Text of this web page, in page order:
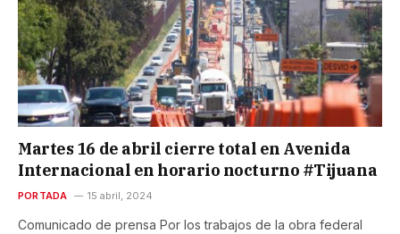
Martes 16 de abril cierre total en Avenida
Internacional en horario nocturno #Tijuana
PORTADA 15 abril, 2024
Comunicado de prensa Por los trabajos de la obra federal